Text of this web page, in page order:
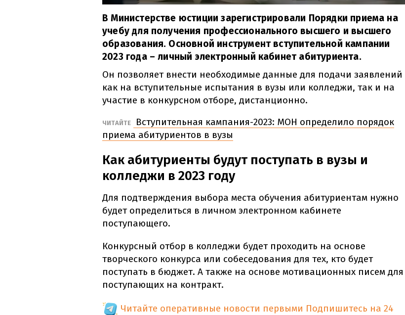
В Министерстве юстиции зарегистрировали Порядки приема на
учебу для получения профессионального высшего и высшего
образования. Основной инструмент вступительной кампании
2023 года – личный электронный кабинет абитуриента.
Он позволяет внести необходимые данные для подачи заявлений
как на вступительные испытания в вузы или колледжи, так и на
участие в конкурсном отборе, дистанционно.
ЧИТАЙТЕ
Вступительная кампания-2023: МОН определило порядок
приема абитуриентов в вузы
Как абитуриенты будут поступать в вузы и
колледжи в 2023 году
Для подтверждения выбора места обучения абитуриентам нужно
будет определиться в личном электронном кабинете
поступающего.
Конкурсный отбор в колледжи будет проходить на основе
творческого конкурса или собеседования для тех, кто будет
поступать в бюджет. А также на основе мотивационных писем для
поступающих на контракт.
Читайте оперативные новости первыми Подпишитесь на 24